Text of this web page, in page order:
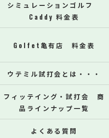
シミュレーションゴルフ
Caddy 料金表
Golfet亀有店 料金表
ウテミル試打会とは・・・
フィッテイング・試打会 商
品ラインナップ一覧
よくある質問